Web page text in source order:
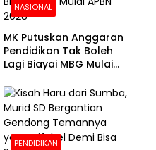
NASIONAL
MK Putuskan Anggaran
Pendidikan Tak Boleh
Lagi Biayai MBG Mulai
PENDIDIKAN